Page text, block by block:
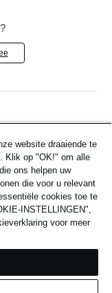
de
website draaiende te
Klik op "OK!" om alle
ons helpen uw
die voor u relevant
cookies toe te
INSTELLINGEN",
voor meer